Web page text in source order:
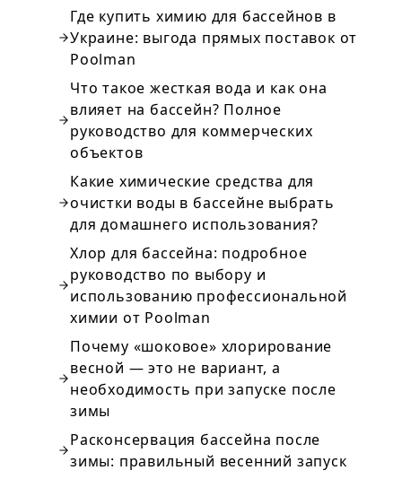
Где купить химию для бассейнов в
Украине: выгода прямых поставок от
Poolman
Что такое жесткая вода и как она
влияет на бассейн? Полное
руководство для коммерческих
объектов
Какие химические средства для
очистки воды в бассейне выбрать
для домашнего использования?
Хлор для бассейна: подробное
руководство по выбору и
использованию профессиональной
химии от Poolman
Почему «шоковое» хлорирование
весной — это не вариант, а
необходимость при запуске после
зимы
Расконсервация бассейна после
зимы: правильный весенний запуск